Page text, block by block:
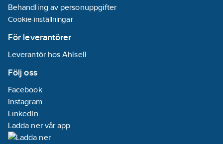
Behandling av personuppgifter
Cookie-inställningar
För leverantörer
Leverantör hos Ahlsell
Följ oss
Facebook
Instagram
LinkedIn
Ladda ner vår app